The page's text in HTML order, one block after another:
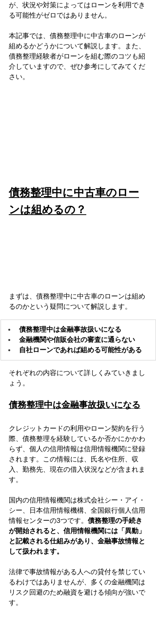
が、状況や対策によってはローンを利用でき
る可能性がゼロではありません。
本記事では、債務整理中に中古車のローンが
組めるかどうかについて解説します。また、
債務整理経験者がローンを組む際のコツも紹
介していますので、ぜひ参考にしてみてくだ
さい。
債務整理中に中古車のロー
ンは組めるの？
まずは、債務整理中に中古車のローンは組め
るのかという疑問について解説します。
債務整理中は金融事故扱いになる
金融機関や信販会社の審査に通らない
自社ローンであれば組める可能性がある
それぞれの内容について詳しくみていきまし
ょう。
債務整理中は金融事故扱いになる
クレジットカードの利用やローン契約を行う
際、債務整理を経験しているか否かにかかわ
らず、個人の信用情報は信用情報機関に登録
されます。この情報には、氏名や住所、収
入、勤務先、現在の借入状況などが含まれま
す。
国内の信用情報機関は株式会社シー・アイ・
シー、日本信用情報機構、全国銀行個人信用
情報センターの3つです。 債務整理の手続き
が開始されると、信用情報機関には「異動」
と記載される仕組みがあり、金融事故情報と
して扱われます。
法律で事故情報がある人への貸付を禁じてい
るわけではありませんが、多くの金融機関は
リスク回避のため融資を避ける傾向が強いで
す。